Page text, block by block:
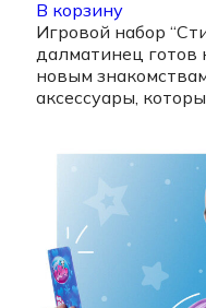
В корзину
Игровой набор
далматинец готов
новым
аксессуары,